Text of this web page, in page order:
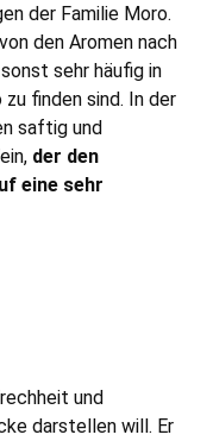
der Familie Moro.
den Aromen nach
sehr häufig in
finden sind. In der
saftig und
der den
eine sehr
und
darstellen will. Er